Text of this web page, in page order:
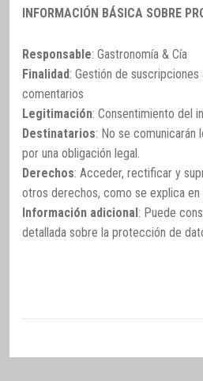
INFORMACIÓN BÁSICA SOBRE
Responsable: Gastronomía & Cía
Finalidad: Gestión de
comentarios
Legitimación: Consentimiento del
Destinatarios: No se comunicarán
por una obligación legal.
Derechos: Acceder, rectificar y
otros derechos, como se explica en
Información adicional: Puede
detallada sobre la protección de